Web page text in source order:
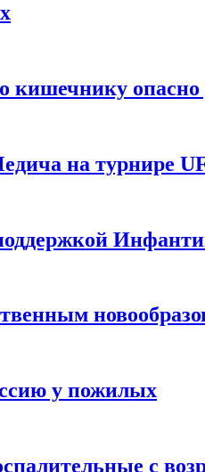
опасно
на турнире
у пожилых
с